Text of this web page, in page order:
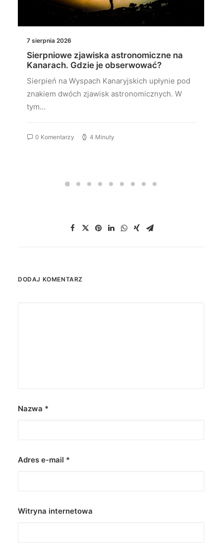
7 sierpnia 2026
Sierpniowe zjawiska astronomiczne na
Kanarach. Gdzie je obserwować?
Sierpień na Wyspach Kanaryjskich upłynie pod
znakiem dwóch zjawisk astronomicznych. W
tym…
0 Komentarzy 4 Minuty
DODAJ KOMENTARZ
Nazwa *
Adres e-mail *
Witryna internetowa